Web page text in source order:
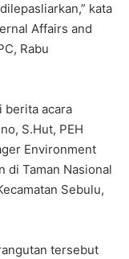
kata
Affairs and
Rabu
berita acara
S.Hut, PEH
Environment
di Taman Nasional
Sebulu,
tersebut